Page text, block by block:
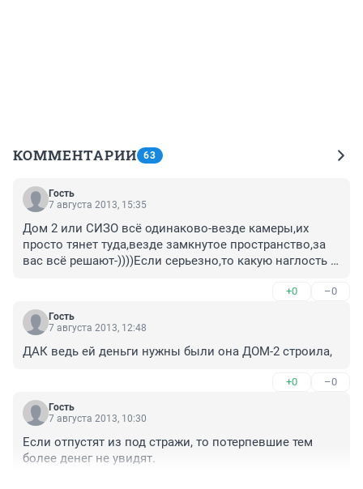
КОММЕНТАРИИ 63
Гость
7 августа 2013, 15:35
Дом 2 или СИЗО всё одинаково-везде камеры,их
просто тянет туда,везде замкнутое пространство,за
вас всё решают-))))Если серьезно,то какую наглость
потом приходить к людям с наивным лицом и
облопошивать их на миллионы.В другой стране за
мошенничество дают огромные сроки до
государство,сказала что лечиться,а ее там не было.О
+0 –0
Гость
7 августа 2013, 12:48
ДАК ведь ей деньги нужны были она ДОМ-2 строила,
+0 –0
Гость
7 августа 2013, 10:30
Если отпустят из под стражи, то потерпевшие тем
более денег не увидят.